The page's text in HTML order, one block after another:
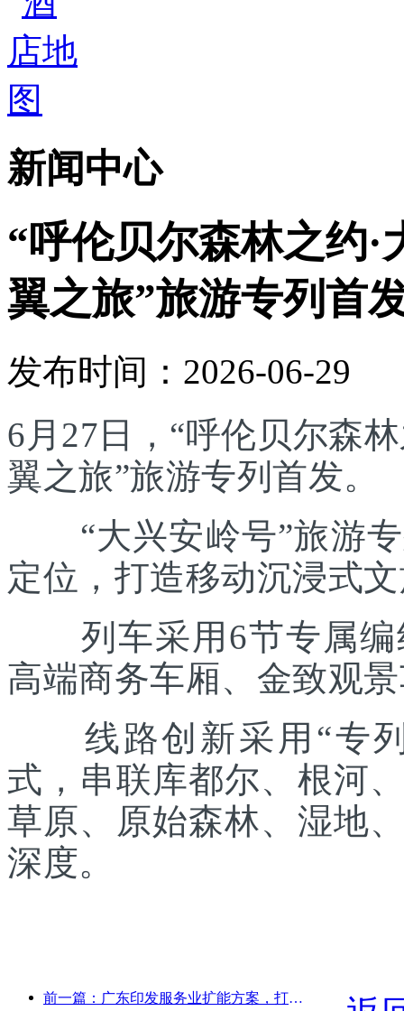
新闻中心
“呼伦贝尔森林之约·
翼之旅”旅游专列首
发布时间：2026-06-29
6月27日，“呼伦贝尔森
翼之旅”旅游专列首发。
“大兴安岭号”旅游专
定位，打造移动沉浸式
列车采用6节专属编
高端商务车厢、金致观
线路创新采用“专列
式，串联库都尔、根河
草原、原始森林、湿地
深度。
前一篇：广东印发服务业扩能方案，打造大湾区世界级旅游目的地